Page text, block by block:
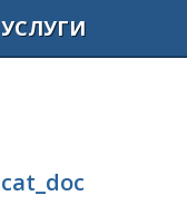
УСЛУГИ